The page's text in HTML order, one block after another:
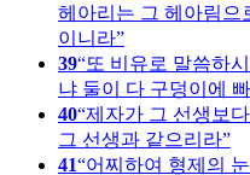
헤아리는 그 헤아림으
이니라
39 또 비유로 말씀하
냐 둘이 다 구덩이에
40 제자가 그 선생보
그 선생과 같으리라
41 어찌하여 형제의